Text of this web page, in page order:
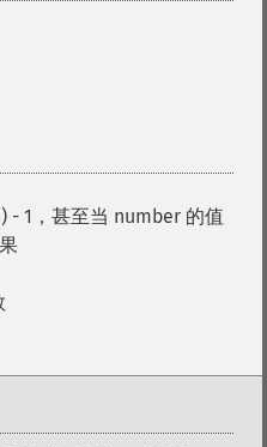
- 1，甚至当 number 的值